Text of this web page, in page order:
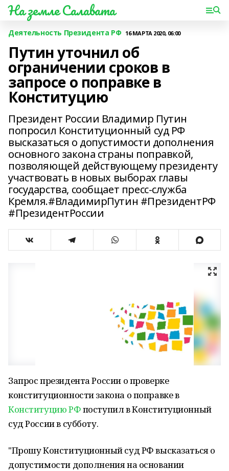
На земле Салавата
Деятельность Президента РФ 16 МАРТА 2020, 06:00
Путин уточнил об
ограничении сроков в
запросе о поправке в
Конституцию
Президент России Владимир Путин
попросил Конституционный суд РФ
высказаться о допустимости дополнения
основного закона страны поправкой,
позволяющей действующему президенту
участвовать в новых выборах главы
государства, сообщает пресс-служба
Кремля.#ВладимирПутин #ПрезидентРФ
#ПрезидентРоссии
Запрос президента России о проверке
конституционности закона о поправке в
Конституцию РФпоступил в Конституционный
суд России в субботу.
"Прошу Конституционный cуд РФ высказаться о
допустимости дополнения на основании